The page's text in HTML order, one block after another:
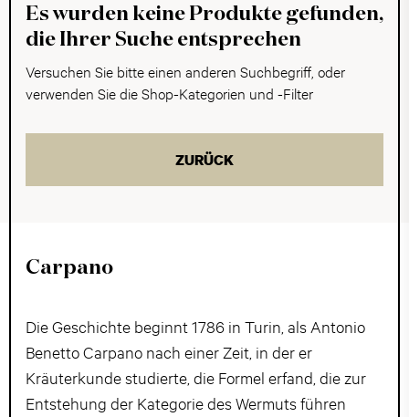
Es wurden keine Produkte gefunden,
die Ihrer Suche entsprechen
Versuchen Sie bitte einen anderen Suchbegriff, oder
verwenden Sie die Shop-Kategorien und -Filter
ZURÜCK
Carpano
Die Geschichte beginnt 1786 in Turin, als Antonio
Benetto Carpano nach einer Zeit, in der er
Kräuterkunde studierte, die Formel erfand, die zur
Entstehung der Kategorie des Wermuts führen